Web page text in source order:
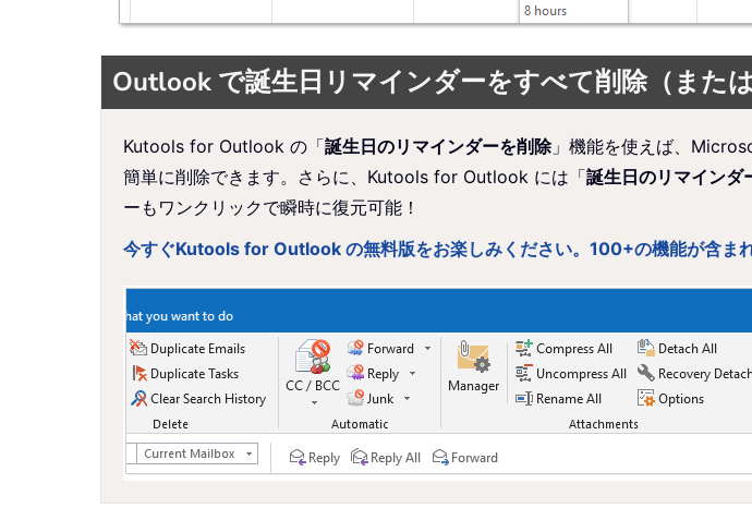
Outlook で誕生日リマインダーをすべて削除（また
Kutools for Outlook の「誕生日のリマインダーを削除」機能を使えば、
簡単に削除できます。さらに、Kutools for Outlook には「誕生日のリマインダ
ーもワンクリックで瞬時に復元可能！
今すぐKutools for Outlook の無料版をお楽しみください。100+の機能が含ま